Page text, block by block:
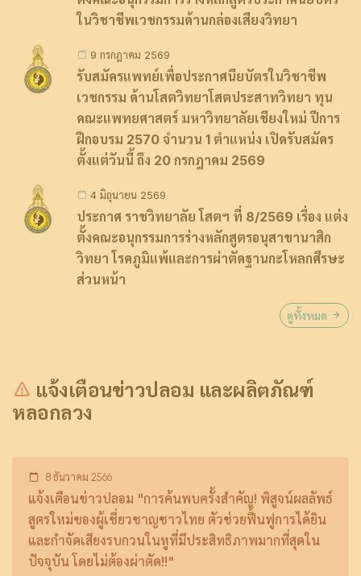
ในวิชาชีพเวชกรรมด้านกล่องเสียงวิทยา
9 กรกฎาคม 2569
รับสมัครแพทย์เพื่อประกาศนียบัตรในวิชาชีพ
เวชกรรม ด้านโสตวิทยาโสตประสาทวิทยา ทุน
คณะแพทยศาสตร์ มหาวิทยาลัยเชียงใหม่ ปีการ
ฝึกอบรม 2570 จำนวน 1 ตำแหน่ง เปิดรับสมัคร
ตั้งแต่วันนี้ ถึง 20 กรกฎาคม 2569
4 มิถุนายน 2569
ประกาศ ราชวิทยาลัย โสตฯ ที่ 8/2569 เรื่อง แต่ง
ตั้งคณะอนุกรรมการร่างหลักสูตรอนุสาขานาสิก
วิทยา โรคภูมิแพ้และการผ่าตัดฐานกะโหลกศีรษะ
ส่วนหน้า
ดูทั้งหมด
แจ้งเตือนข่าวปลอม และผลิตภัณฑ์
หลอกลวง
8 ธันวาคม 2566
แจ้งเตือนข่าวปลอม "การค้นพบครั้งสำคัญ! พิสูจน์ผลลัพธ์
สูตรใหม่ของผู้เชี่ยวชาญชาวไทย ตัวช่วยฟื้นฟูการได้ยิน
และกำจัดเสียงรบกวนในหูที่มีประสิทธิภาพมากที่สุดใน
ปัจจุบัน โดยไม่ต้องผ่าตัด!!"